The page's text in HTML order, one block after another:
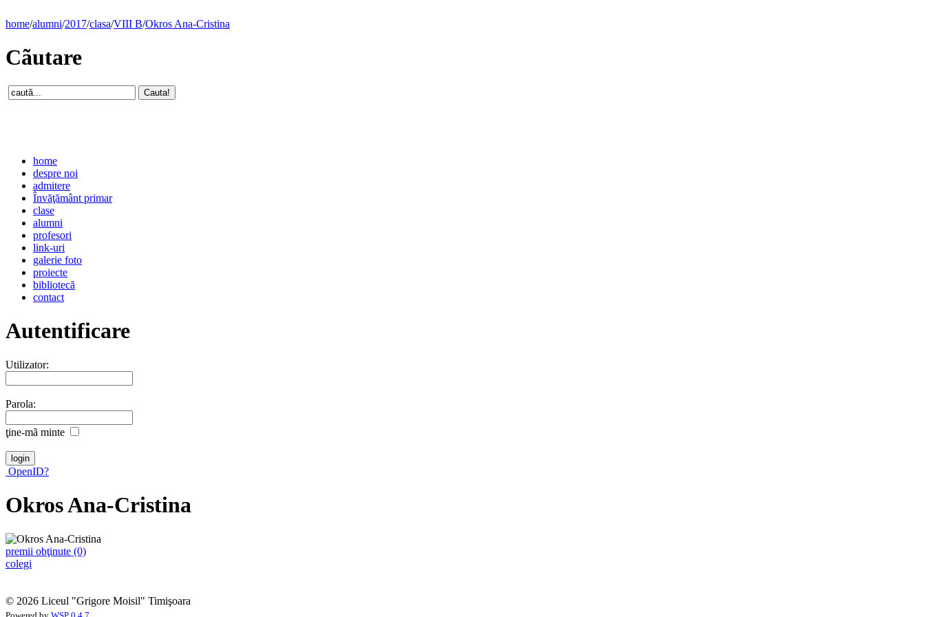
home/alumni/2017/clasa/VIII B/Okros Ana-Cristina
Cãutare
home
despre noi
admitere
Învăţământ primar
clase
alumni
profesori
link-uri
galerie foto
proiecte
bibliotecă
contact
Autentificare
Utilizator:
Parola:
ţine-mã minte
OpenID?
Okros Ana-Cristina
premii obţinute (0)
colegi
© 2026 Liceul "Grigore Moisil" Timişoara